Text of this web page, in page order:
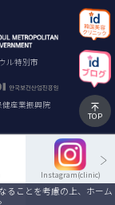
Instagram(clinic)
ル特別市
健産業振興院
TOP
ることを考慮の上、ホーム